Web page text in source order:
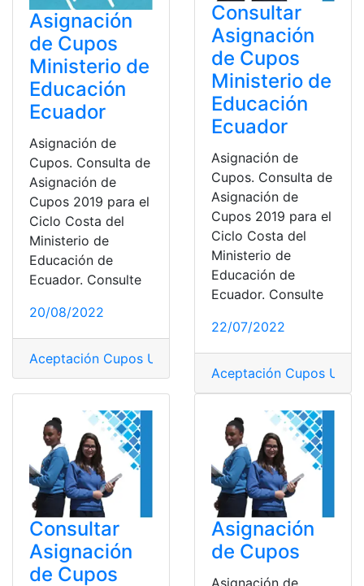
Asignación
de Cupos
Ministerio de
Educación
Ecuador
Asignación de
Cupos. Consulta de
Asignación de
Cupos 2019 para el
Ciclo Costa del
Ministerio de
Educación de
Ecuador. Consulte
20/08/2022
Aceptación Cupos Universidades,Aceptación de
Consultar
Asignación
de Cupos
Ministerio de
Educación
Ecuador
Asignación de
Cupos. Consulta de
Asignación de
Cupos 2019 para el
Ciclo Costa del
Ministerio de
Educación de
Ecuador. Consulte
22/07/2022
Aceptación Cupos
Consultar
Asignación
de Cupos
Asignación
de Cupos